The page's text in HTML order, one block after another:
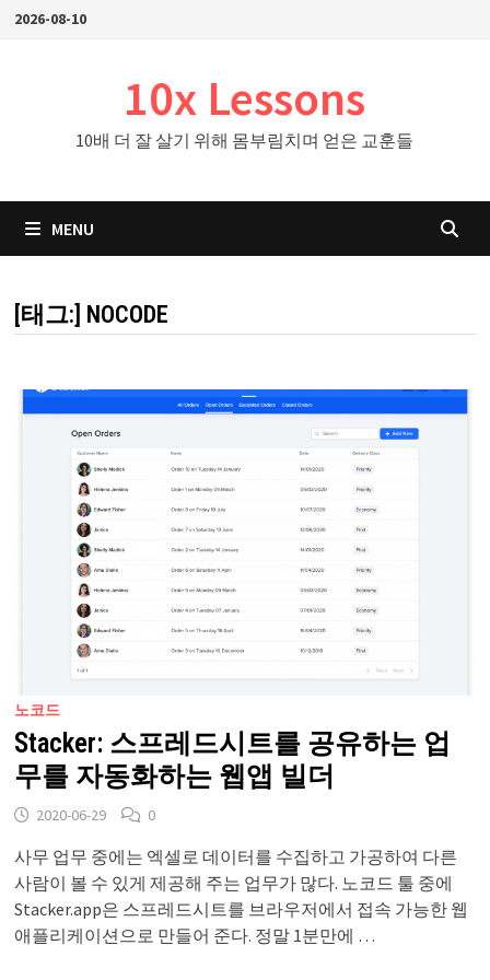
Skip2026-08-10
10x Lessons
10배 더 잘 살기 위해 몸부림치며 얻은 교훈들
MENU
[태그:] NOCODE
노코드
Stacker: 스프레드시트를 공유하는 업
무를 자동화하는 웹앱 빌더
2020-06-29 0
사무 업무 중에는 엑셀로 데이터를 수집하고 가공하여 다른
사람이 볼 수 있게 제공해 주는 업무가 많다. 노코드 툴 중에
Stacker.app은 스프레드시트를 브라우저에서 접속 가능한 웹
애플리케이션으로 만들어 준다. 정말 1분만에 …